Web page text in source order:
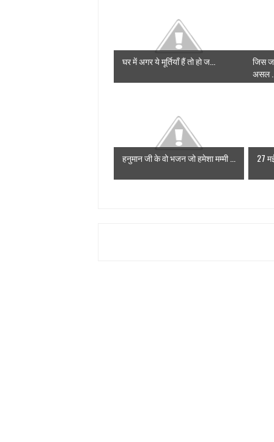
घर में अगर ये मूर्तियाँ हैं तो हो ज...
जिस
असल
हनुमान जी के वो भजन जो हमेशा मम्मी ... 27